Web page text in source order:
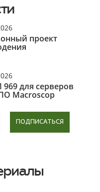
проект
для серверов
Macroscop
ПОДПИСАТЬСЯ